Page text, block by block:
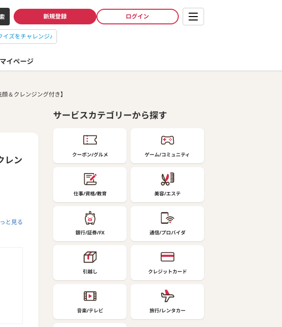
新規登録 ログイン
イズをチャレンジ♪
マイページ
＆クレンジング付き】
レン
備
と見る
サービスカテゴリーから探す
クーポン/グルメ ゲーム/コミュニティ
仕事/資格/教育 美容/エステ
銀行/証券/FX 通信/プロバイダ
引越し クレジットカード
音楽/テレビ 旅行/レンタカー